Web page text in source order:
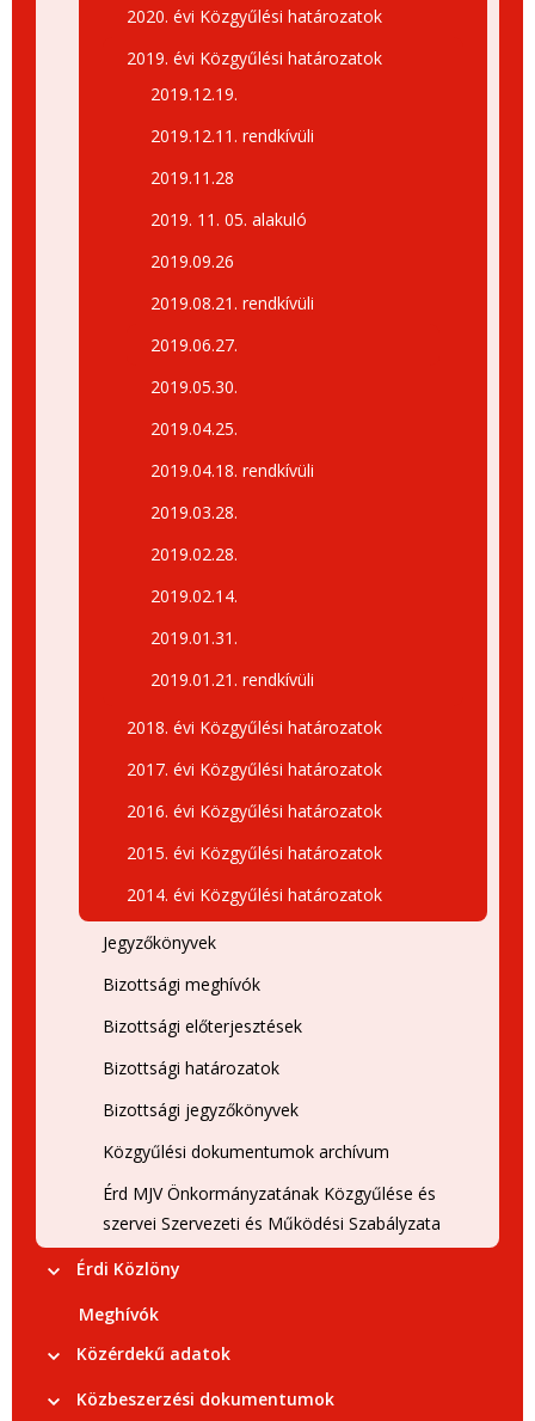
2020. évi Közgyűlési határozatok
2019. évi Közgyűlési határozatok
2019.12.19.
2019.12.11. rendkívüli
2019.11.28
2019. 11. 05. alakuló
2019.09.26
2019.08.21. rendkívüli
2019.06.27.
2019.05.30.
2019.04.25.
2019.04.18. rendkívüli
2019.03.28.
2019.02.28.
2019.02.14.
2019.01.31.
2019.01.21. rendkívüli
2018. évi Közgyűlési határozatok
2017. évi Közgyűlési határozatok
2016. évi Közgyűlési határozatok
2015. évi Közgyűlési határozatok
2014. évi Közgyűlési határozatok
Jegyzőkönyvek
Bizottsági meghívók
Bizottsági előterjesztések
Bizottsági határozatok
Bizottsági jegyzőkönyvek
Közgyűlési dokumentumok archívum
Érd MJV Önkormányzatának Közgyűlése és
szervei Szervezeti és Működési Szabályzata
Érdi Közlöny
Meghívók
Közérdekű adatok
Közbeszerzési dokumentumok